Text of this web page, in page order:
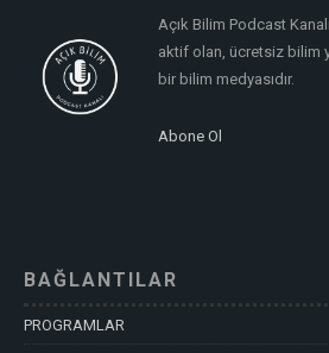
Açık Bilim Podcast
aktif olan, ücretsiz bilim
bir bilim medyasıdır.
Abone Ol
BAĞLANTILAR
PROGRAMLAR